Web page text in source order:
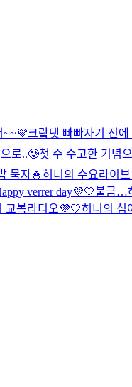
~~💜크랔댓 빠빠자기 전
로..🥲첫 주 수고한 기념
묵자🍚허니의 수요라이
verrer day💜🤍불금…
교복라디오💜🤍허니의 심